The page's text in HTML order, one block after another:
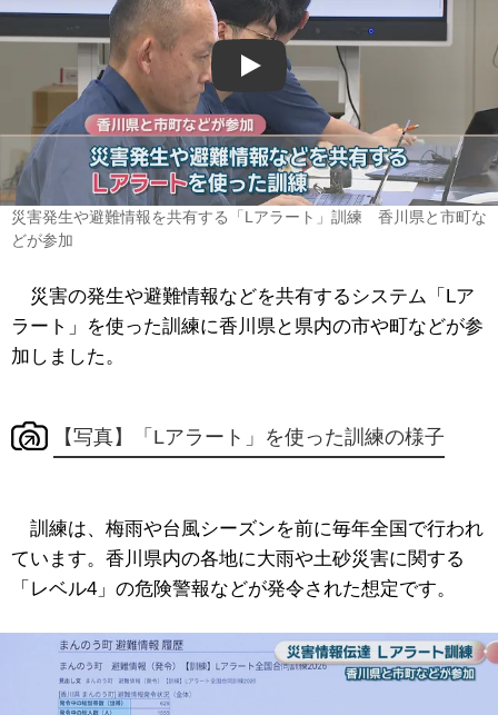
Play
災害発生や避難情報を共有する「Lアラート」訓練 香川県と市町な
どが参加
災害の発生や避難情報などを共有するシステム「Lア
ラート」を使った訓練に香川県と県内の市や町などが参
加しました。
【写真】「Lアラート」を使った訓練の様子
訓練は、梅雨や台風シーズンを前に毎年全国で行われ
ています。香川県内の各地に大雨や土砂災害に関する
「レベル4」の危険警報などが発令された想定です。